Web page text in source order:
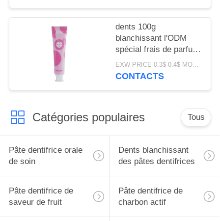
dents 100g
blanchissant l'ODM
spécial frais de parfum
de bouche de pâte
dentifrice de saveur de
EXW PRICE 0.3$-0.4$ MOQ:500pcs-30000pcs
CONTACTS
Catégories populaires Tous
Pâte dentifrice orale
de soin
Dents blanchissant
des pâtes dentifrices
Pâte dentifrice de
saveur de fruit
Pâte dentifrice de
charbon actif